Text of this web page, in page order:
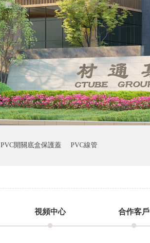
PVC開關底盒保護蓋 PVC線管
視頻中心 合作客戶